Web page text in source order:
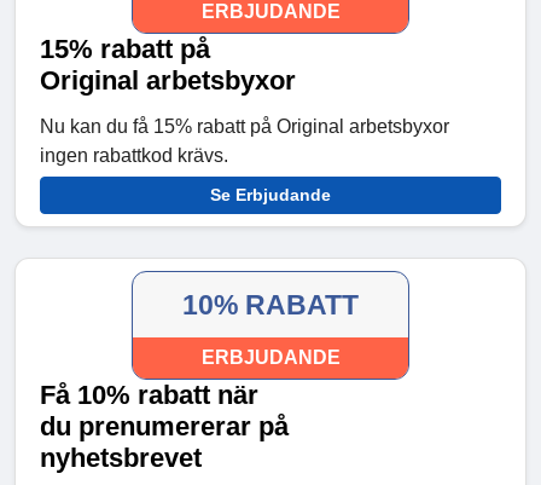
ERBJUDANDE
15% rabatt på
Original arbetsbyxor
Nu kan du få 15% rabatt på Original arbetsbyxor
ingen rabattkod krävs.
Se Erbjudande
10% RABATT
ERBJUDANDE
Få 10% rabatt när
du prenumererar på
nyhetsbrevet